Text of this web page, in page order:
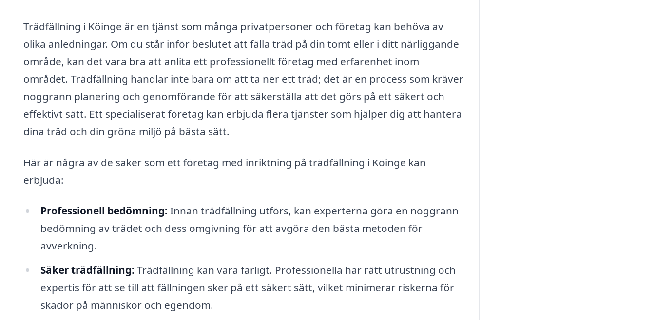
Trädfällning i Köinge är en tjänst som många privatpersoner och företag kan behöva av
olika anledningar. Om du står inför beslutet att fälla träd på din tomt eller i ditt närliggande
område, kan det vara bra att anlita ett professionellt företag med erfarenhet inom
området. Trädfällning handlar inte bara om att ta ner ett träd; det är en process som kräver
noggrann planering och genomförande för att säkerställa att det görs på ett säkert och
effektivt sätt. Ett specialiserat företag kan erbjuda flera tjänster som hjälper dig att hantera
dina träd och din gröna miljö på bästa sätt.
Här är några av de saker som ett företag med inriktning på trädfällning i Köinge kan
erbjuda:
Professionell bedömning: Innan trädfällning utförs, kan experterna göra en noggrann
bedömning av trädet och dess omgivning för att avgöra den bästa metoden för
avverkning.
Säker trädfällning: Trädfällning kan vara farligt. Professionella har rätt utrustning och
expertis för att se till att fällningen sker på ett säkert sätt, vilket minimerar riskerna för
skador på människor och egendom.